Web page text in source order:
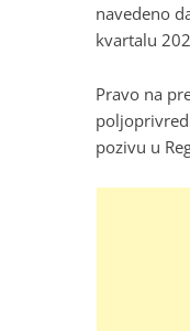
navedeno
kvartalu
Pravo na
pozivu u